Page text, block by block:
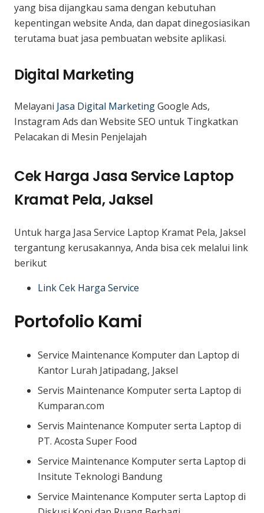
yang bisa dijangkau sama dengan kebutuhan
kepentingan website Anda, dan dapat dinegosiasikan
terutama buat jasa pembuatan website aplikasi.
Digital Marketing
Melayani Jasa Digital MarketingGoogle Ads,
Instagram Ads dan Website SEO untuk Tingkatkan
Pelacakan di Mesin Penjelajah
Cek Harga Jasa Service Laptop
Kramat Pela, Jaksel
Untuk harga Jasa Service Laptop Kramat Pela, Jaksel
tergantung kerusakannya, Anda bisa cek melalui link
berikut
Link Cek Harga Service
Portofolio Kami
Service Maintenance Komputer dan Laptop di
Kantor Lurah Jatipadang, Jaksel
Servis Maintenance Komputer serta Laptop di
Kumparan.com
Servis Maintenance Komputer serta Laptop di
PT. Acosta Super Food
Service Maintenance Komputer serta Laptop di
Insitute Teknologi Bandung
Service Maintenance Komputer serta Laptop di